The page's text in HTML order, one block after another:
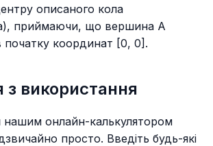
описаного кола
приймаючи, що вершина А
початку координат [0, 0].
з використання
нашим онлайн-калькулятором
просто. Введіть будь-які